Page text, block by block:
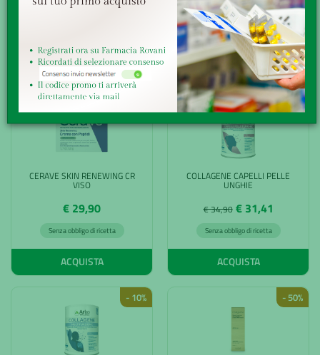
€ 24,90
ACQUISTA
€ 18,89
Senza obbligo di ricetta
ACQUISTA
CERAVE SKIN RENEWING CR
VISO
€ 29,90
Senza obbligo di ricetta
ACQUISTA
- 10%
COLLAGENE CAPELLI PELLE
UNGHIE
€ 34,90 € 31,41
Senza obbligo di ricetta
ACQUISTA
- 10% - 50%